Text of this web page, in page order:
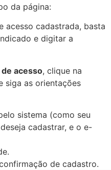
da página:
acesso cadastrada, basta
e digitar a
acesso, clique na
siga as orientações
sistema (como seu
cadastrar, e o e-
de cadastro.